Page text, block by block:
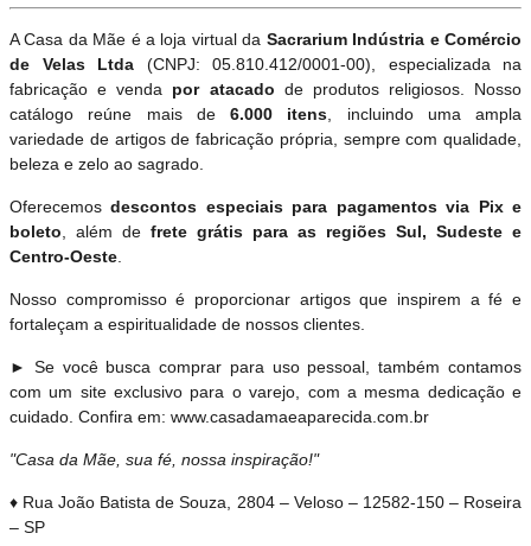
A Casa da Mãe é a loja virtual da Sacrarium Indústria e Comércio
de Velas Ltda (CNPJ: 05.810.412/0001-00), especializada na
fabricação e venda por atacado de produtos religiosos. Nosso
catálogo reúne mais de 6.000 itens, incluindo uma ampla
variedade de artigos de fabricação própria, sempre com qualidade,
beleza e zelo ao sagrado.
Oferecemosdescontos especiais para pagamentos via Pix e
boleto, além de frete grátis para as regiões Sul, Sudeste e
Centro-Oeste.
Nosso compromisso é proporcionar artigos que inspirem a fé e
fortaleçam a espiritualidade de nossos clientes.
► Se você busca comprar para uso pessoal, também contamos
com um site exclusivo para o varejo, com a mesma dedicação e
cuidado. Confira em: www.casadamaeaparecida.com.br
"Casa da Mãe, sua fé, nossa inspiração!"
♦ Rua João Batista de Souza, 2804 – Veloso – 12582-150 – Roseira
– SP